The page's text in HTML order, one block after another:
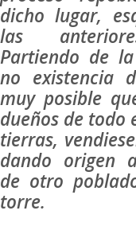
dicho lugar,
las
Partiendo de
no existencia
muy posible
dueños de todo
tierras,
dando origen
de otro
torre.